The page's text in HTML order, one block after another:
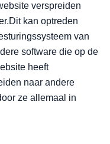
verspreiden
kan optreden
van
software die op de
heeft
naar andere
ze allemaal in